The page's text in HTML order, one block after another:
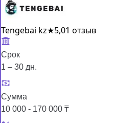
Tengebai kz★5,01 отзыв
Срок
1 – 30 дн.
Сумма
10 000 - 170 000 ₸